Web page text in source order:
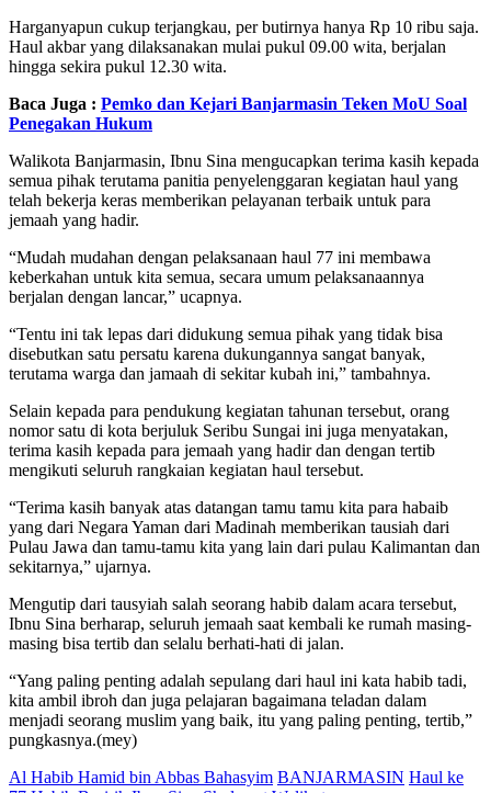
Harganyapun cukup terjangkau, per butirnya hanya Rp 10 ribu saja.
Haul akbar yang dilaksanakan mulai pukul 09.00 wita, berjalan
hingga sekira pukul 12.30 wita.
Baca Juga : Pemko dan Kejari Banjarmasin Teken MoU Soal
Penegakan Hukum
Walikota Banjarmasin, Ibnu Sina mengucapkan terima kasih kepada
semua pihak terutama panitia penyelenggaran kegiatan haul yang
telah bekerja keras memberikan pelayanan terbaik untuk para
jemaah yang hadir.
“Mudah mudahan dengan pelaksanaan haul 77 ini membawa
keberkahan untuk kita semua, secara umum pelaksanaannya
berjalan dengan lancar,” ucapnya.
“Tentu ini tak lepas dari didukung semua pihak yang tidak bisa
disebutkan satu persatu karena dukungannya sangat banyak,
terutama warga dan jamaah di sekitar kubah ini,” tambahnya.
Selain kepada para pendukung kegiatan tahunan tersebut, orang
nomor satu di kota berjuluk Seribu Sungai ini juga menyatakan,
terima kasih kepada para jemaah yang hadir dan dengan tertib
mengikuti seluruh rangkaian kegiatan haul tersebut.
“Terima kasih banyak atas datangan tamu tamu kita para habaib
yang dari Negara Yaman dari Madinah memberikan tausiah dari
Pulau Jawa dan tamu-tamu kita yang lain dari pulau Kalimantan dan
sekitarnya,” ujarnya.
Mengutip dari tausyiah salah seorang habib dalam acara tersebut,
Ibnu Sina berharap, seluruh jemaah saat kembali ke rumah masing-
masing bisa tertib dan selalu berhati-hati di jalan.
“Yang paling penting adalah sepulang dari haul ini kata habib tadi,
kita ambil ibroh dan juga pelajaran bagaimana teladan dalam
menjadi seorang muslim yang baik, itu yang paling penting, tertib,”
pungkasnya.(mey)
Al Habib Hamid bin Abbas Bahasyim BANJARMASIN Haul ke